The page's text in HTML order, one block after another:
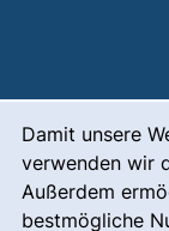
Damit unsere
verwenden wir
Außerdem
bestmögliche